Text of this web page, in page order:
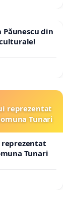
din
reprezentat
Tunari
Tunari